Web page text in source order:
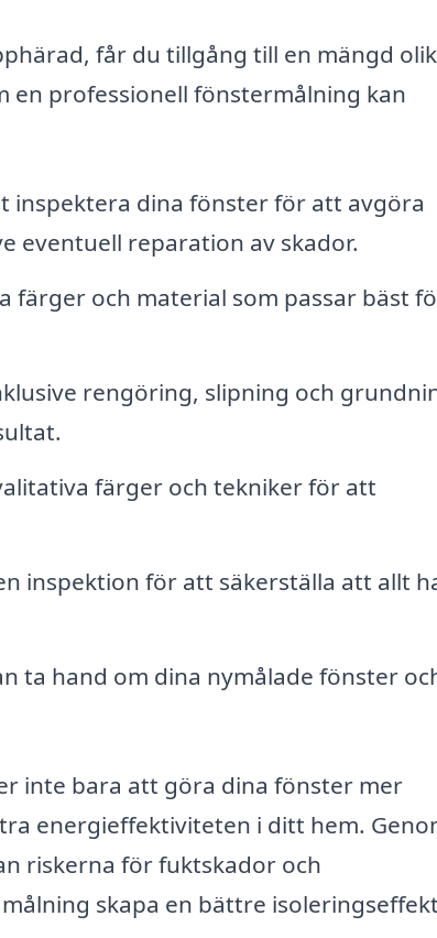
får du tillgång till en mängd
en professionell fönstermålning kan
inspektera dina fönster för att avgöra
eventuell reparation av skador.
färger och material som passar bäst
rengöring, slipning och
färger och tekniker för att
inspektion för att säkerställa att allt
ta hand om dina nymålade fönster
inte bara att göra dina fönster mer
energieffektiviteten i ditt hem.
riskerna för fuktskador och
skapa en bättre